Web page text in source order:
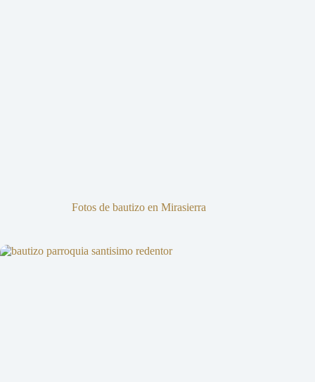
Fotos de bautizo en Mirasierra